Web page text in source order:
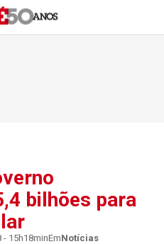
bilhões para
15h18minEmNotícias